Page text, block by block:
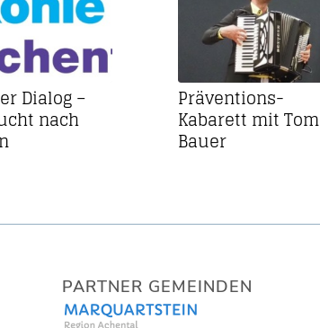
Dialog –
nach
Präventions-
Kabarett mit Tom
Bauer
PARTNER GEMEINDEN